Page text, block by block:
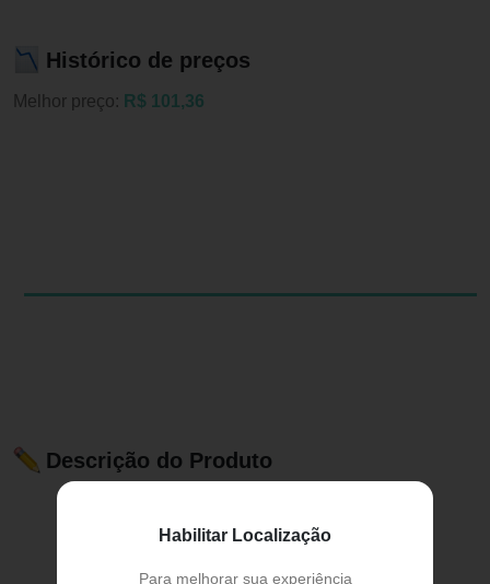
Habilitar Localização
Para melhorar sua experiência
Histórico de preços
Melhor preço: R$ 101,36
Descrição do Produto